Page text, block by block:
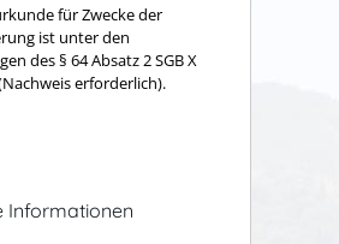
für Zwecke der
ist unter den
des § 64 Absatz 2 SGB X
erforderlich).
Informationen